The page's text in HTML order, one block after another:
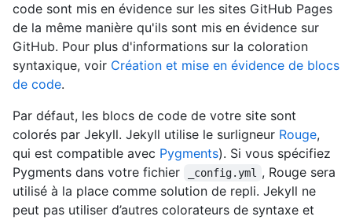
code sont mis en évidence sur les sites GitHub Pages
de la même manière qu'ils sont mis en évidence sur
GitHub. Pour plus d'informations sur la coloration
syntaxique, voir Création et mise en évidence de blocs
de code.
Par défaut, les blocs de code de votre site sont
colorés par Jekyll. Jekyll utilise le surligneur Rouge,
qui est compatible avec Pygments). Si vous spécifiez
Pygments dans votre fichier
_config.yml
, Rouge sera
utilisé à la place comme solution de repli. Jekyll ne
peut pas utiliser d’autres colorateurs de syntaxe et